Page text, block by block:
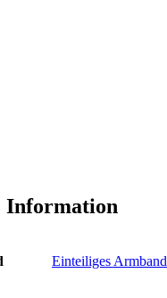
Information
Einteiliges Armband